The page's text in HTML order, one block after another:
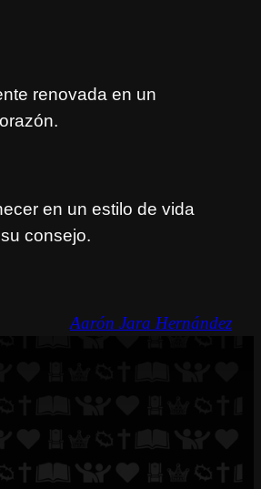
renovada en un
en un estilo de vida
consejo.
Aarón Jara Hernández